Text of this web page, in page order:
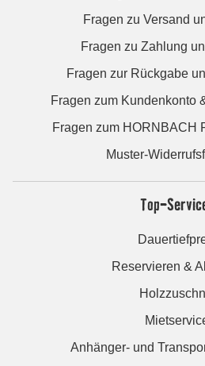
Fragen zu Versand
Fragen zu Zahlung
Fragen zur Rückgabe
Fragen zum Kundenkonto
Fragen zum HORNBACH
Muster-
Top-
Reservieren &
Anhänger- und